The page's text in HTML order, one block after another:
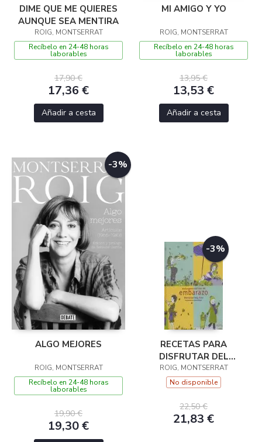
DIME QUE ME QUIERES
AUNQUE SEA MENTIRA
ROIG, MONTSERRAT
Recíbelo en 24-48 horas
laborables
17,90 €
17,36 €
Añadir a cesta
MI AMIGO Y YO
ROIG, MONTSERRAT
Recíbelo en 24-48 horas
laborables
13,95 €
13,53 €
Añadir a cesta
-3%
ALGO MEJORES
ROIG, MONTSERRAT
Recíbelo en 24-48 horas
laborables
19,90 €
19,30 €
-3%
RECETAS PARA
DISFRUTAR DEL
EMBARAZO
ROIG, MONTSERRAT
No disponible
22,50 €
21,83 €